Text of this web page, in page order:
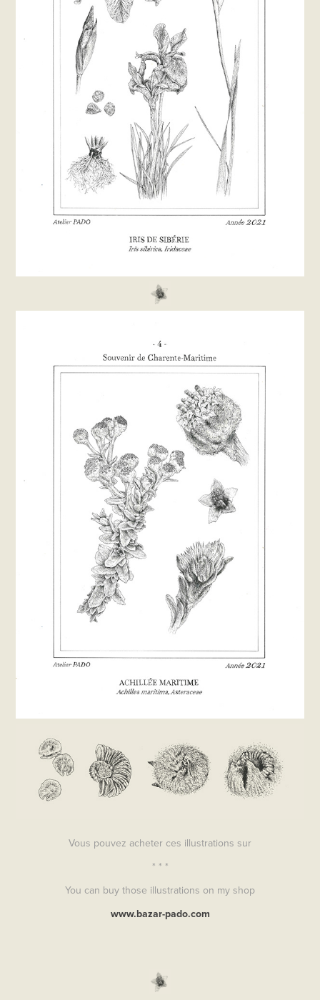
Vous pouvez acheter ces illustrations sur
* * *
You can buy those illustrations on my shop
www.bazar-pado.com